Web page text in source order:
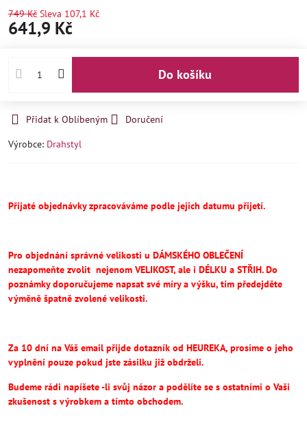
749 Kč Sleva 107,1 Kč
641,9 Kč
Do košíku
Přidat k Oblíbeným
Doručení
Výrobce: Drahstyl
Přijaté objednávky zpracováváme podle jejich datumu přijetí.
Pro objednání správné velikosti u DÁMSKÉHO OBLEČENÍ
nezapomeňte zvolit nejenom VELIKOST, ale i DÉLKU a STŘIH.Do
poznámky doporučujeme napsat své míry a výšku, tím předejděte
výměně špatně zvolené velikosti.
Za 10 dní na Váš email přijde dotazník od HEUREKA, prosíme o jeho
vyplnění pouze pokud jste zásilku již obdrželi.
Budeme rádi napíšete -li svůj názor a podělíte se s ostatními o Vaši
zkušenost s výrobkem a tímto obchodem.